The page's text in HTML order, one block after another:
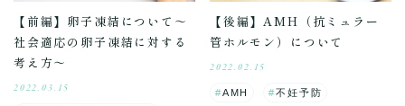
【前編】卵子凍結について～
社会適応の卵子凍結に対する
考え方～
2022.03.15
【後編】AMH（抗ミュラー
管ホルモン）について
2022.02.15
AMH 不妊予防